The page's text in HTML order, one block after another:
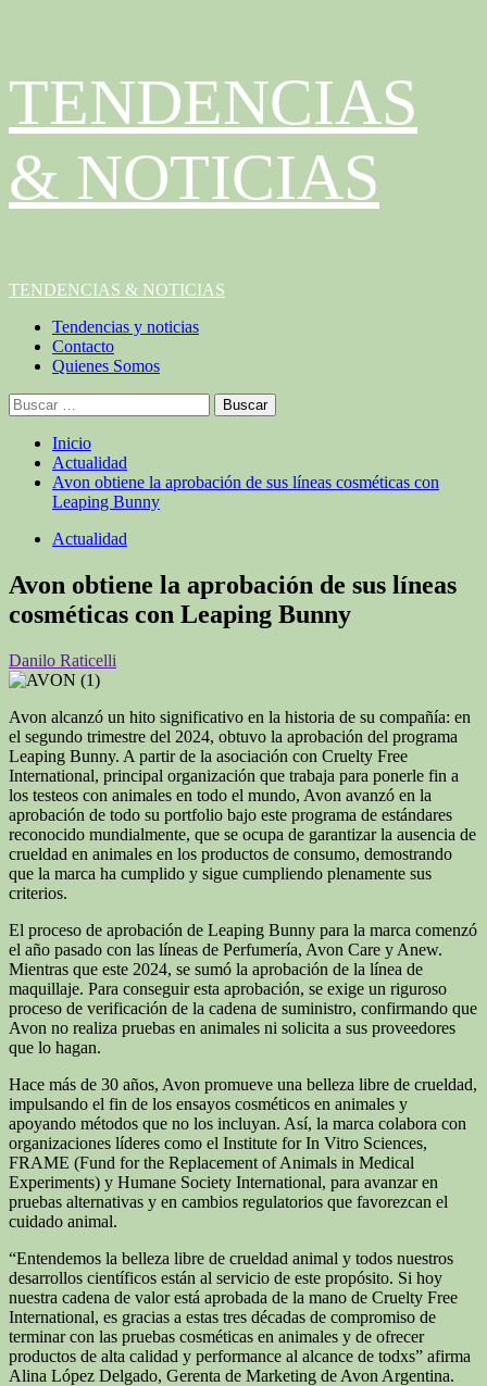
al
contenido
TENDENCIAS
& NOTICIAS
Menú
TENDENCIAS & NOTICIAS
Tendencias y noticias
Contacto
Quienes Somos
Buscar:
Inicio
Actualidad
Avon obtiene la aprobación de sus líneas cosméticas con
Leaping Bunny
Actualidad
Avon obtiene la aprobación de sus líneas
cosméticas con Leaping Bunny
Danilo Raticelli
Avon alcanzó un hito significativo en la historia de su compañía: en
el segundo trimestre del 2024, obtuvo la aprobación del programa
Leaping Bunny. A partir de la asociación con Cruelty Free
International, principal organización que trabaja para ponerle fin a
los testeos con animales en todo el mundo, Avon avanzó en la
aprobación de todo su portfolio bajo este programa de estándares
reconocido mundialmente, que se ocupa de garantizar la ausencia de
crueldad en animales en los productos de consumo, demostrando
que la marca ha cumplido y sigue cumpliendo plenamente sus
criterios.
El proceso de aprobación de Leaping Bunny para la marca comenzó
el año pasado con las líneas de Perfumería, Avon Care y Anew.
Mientras que este 2024, se sumó la aprobación de la línea de
maquillaje. Para conseguir esta aprobación, se exige un riguroso
proceso de verificación de la cadena de suministro, confirmando que
Avon no realiza pruebas en animales ni solicita a sus proveedores
que lo hagan.
Hace más de 30 años, Avon promueve una belleza libre de crueldad,
impulsando el fin de los ensayos cosméticos en animales y
apoyando métodos que no los incluyan. Así, la marca colabora con
organizaciones líderes como el Institute for In Vitro Sciences,
FRAME (Fund for the Replacement of Animals in Medical
Experiments) y Humane Society International, para avanzar en
pruebas alternativas y en cambios regulatorios que favorezcan el
cuidado animal.
“Entendemos la belleza libre de crueldad animal y todos nuestros
desarrollos científicos están al servicio de este propósito. Si hoy
nuestra cadena de valor está aprobada de la mano de Cruelty Free
International, es gracias a estas tres décadas de compromiso de
terminar con las pruebas cosméticas en animales y de ofrecer
productos de alta calidad y performance al alcance de todxs” afirma
Alina López Delgado, Gerenta de Marketing de Avon Argentina.